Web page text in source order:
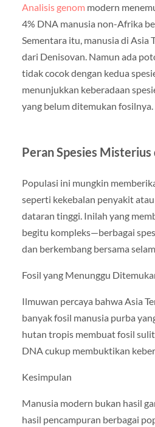
Analisis genom modern
4% DNA manusia non-Afrika
Sementara itu, manusia di Asia
dari Denisovan. Namun ada
tidak cocok dengan kedua
menunjukkan keberadaan
yang belum ditemukan fosilnya.
Peran Spesies Misterius
Populasi ini mungkin
seperti kekebalan penyakit
dataran tinggi. Inilah yang
begitu kompleks—berbagai
dan berkembang bersama
Fosil yang Menunggu
Ilmuwan percaya bahwa Asia
banyak fosil manusia purba
hutan tropis membuat fosil
DNA cukup membuktikan
Kesimpulan
Manusia modern bukan hasil
hasil pencampuran berbagai